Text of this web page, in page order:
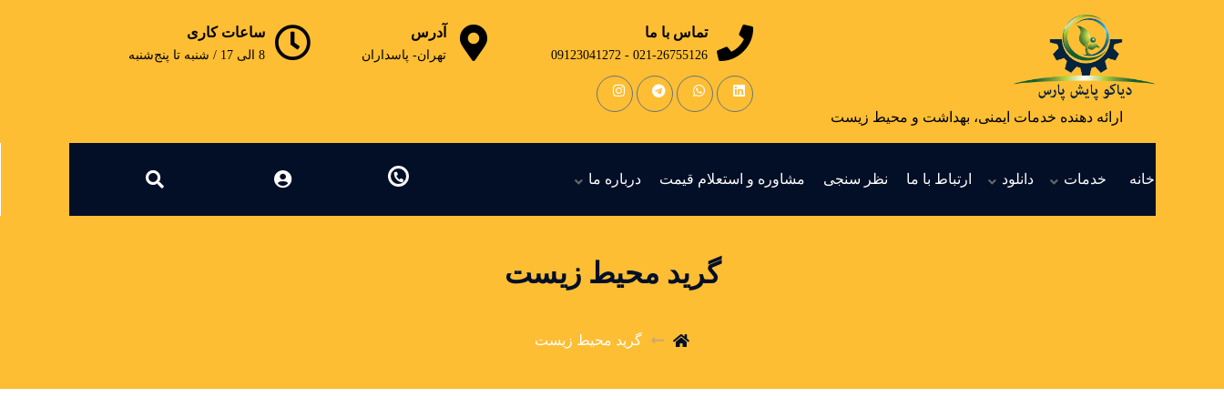
ارائه دهنده خدمات ایمنی، بهداشت و محیط زیست
تماس با ما
021-26755126 - 09123041272
آدرس
تهران- پاسداران
ساعات کاری
8 الی 17 / شنبه تا پنج‌شنبه
خانه خدمات دانلود ارتباط با ما نظر سنجی مشاوره و استعلام قیمت درباره ما
گرید محیط زیست
گرید محیط زیست